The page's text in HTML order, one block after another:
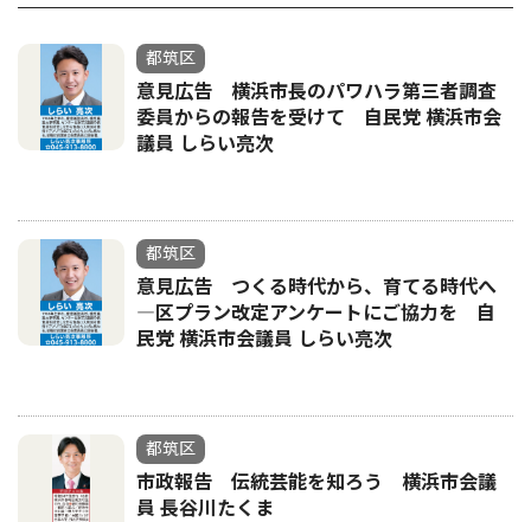
都筑区
意見広告 横浜市長のパワハラ第三者調査
委員からの報告を受けて 自民党 横浜市会
議員 しらい亮次
都筑区
意見広告 つくる時代から、育てる時代へ
―区プラン改定アンケートにご協力を 自
民党 横浜市会議員 しらい亮次
都筑区
市政報告 伝統芸能を知ろう 横浜市会議
員 長谷川たくま